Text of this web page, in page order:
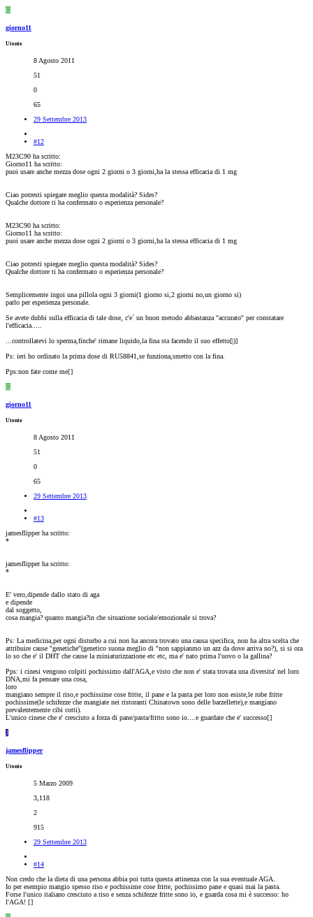
G
giorno11
Utente
8 Agosto 2011
51
0
65
29 Settembre 2013
#12
M23C90 ha scritto:
Giorno11 ha scritto:
puoi usare anche mezza dose ogni 2 giorni o 3 giorni,ha la stessa efficacia di 1 mg
Ciao potresti spiegare meglio questa modalità? Sides?
Qualche dottore ti ha confermato o esperienza personale?
M23C90 ha scritto:
Giorno11 ha scritto:
puoi usare anche mezza dose ogni 2 giorni o 3 giorni,ha la stessa efficacia di 1 mg
Ciao potresti spiegare meglio questa modalità? Sides?
Qualche dottore ti ha confermato o esperienza personale?
Semplicemente ingoi una pillola ogni 3 giorni(1 giorno si,2 giorni no,un giorno si)
parlo per esperienza personale.
Se avete dubbi sulla efficacia di tale dose, c'e´ un buon metodo abbastanza ''accurato'' per constatare
l'efficacia.....
...controllatevi lo sperma,finche' rimane liquido,la fina sta facendo il suo effetto[|)]
Ps: ieri ho ordinato la prima dose di RU58841,se funziona,smetto con la fina.
Pps:non fate come me[]
G
giorno11
Utente
8 Agosto 2011
51
0
65
29 Settembre 2013
#13
jamesflipper ha scritto:
*
jamesflipper ha scritto:
*
E' vero,dipende dallo stato di aga
e dipende
dal soggetto,
cosa mangia? quanto mangia?in che situazione sociale/emozionale si trova?
Ps: La medicina,per ogni disturbo a cui non ha ancora trovato una causa specifica, non ha altra scelta che
attribuire cause ''genetiche''(genetico suona meglio di ''non sappianmo un azz da dove arriva no?), si si ora
lo so che e' il DHT che cause la miniaturizzazione etc etc, ma e' nato prima l'uovo o la gallina?
Pps: i cinesi vengono colpiti pochissimo dall'AGA,e visto che non e' stata trovata una diversita' nel loro
DNA,mi fa pensare una cosa,
loro
mangiano sempre il riso,e pochissime cose fritte, il pane e la pasta per loro non esiste,le robe fritte
pochissime(le schifezze che mangiate nei ristoranti Chinatown sono delle barzellette),e mangiano
prevalentemente cibi cotti).
L'unico cinese che e' cresciuto a forza di pane/pasta/fritto sono io....e guardate che e' successo[]
J
jamesflipper
Utente
5 Marzo 2009
3,118
2
915
29 Settembre 2013
#14
Non credo che la dieta di una persona abbia poi tutta questa attinenza con la sua eventuale AGA.
Io per esempio mangio spesso riso e pochissime cose fritte, pochissimo pane e quasi mai la pasta.
Forse l'unico italiano cresciuto a riso e senza schifezze fritte sono io, e guarda cosa mi è successo: ho
l'AGA! []